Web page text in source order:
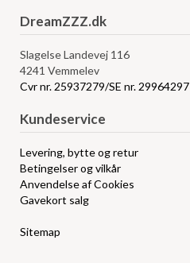
DreamZZZ.dk
Slagelse Landevej 116
4241 Vemmelev
Cvr nr. 25937279/SE nr. 29964297
Kundeservice
Levering, bytte og retur
Betingelser og vilkår
Anvendelse af Cookies
Gavekort salg
Sitemap